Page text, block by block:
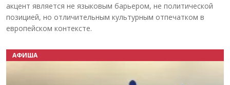
акцент является не языковым барьером, не политической
позицией, но отличительным культурным отпечатком в
европейском контексте.
АФИША